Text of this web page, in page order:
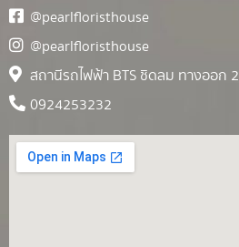
@pearlfloristhouse
@pearlfloristhouse
สถานีรถไฟฟ้า BTS ชิดลม ทางออก 2
0924253232